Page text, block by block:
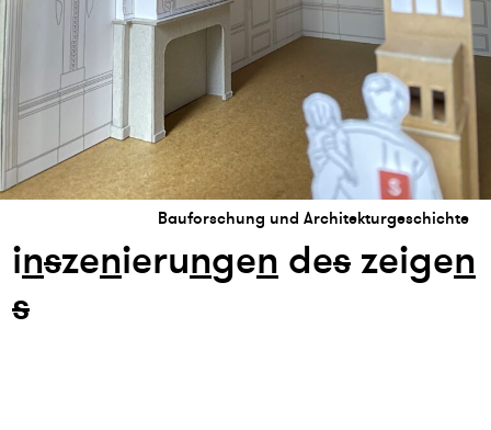
Bauforschung und Architekturgeschichte
inszenierungen deszeigen
s